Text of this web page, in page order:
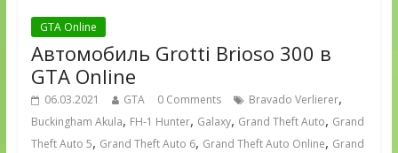
GTA Online
Автомобиль Grotti Brioso 300 в
GTA Online
06.03.2021 GTA 0 Comments Bravado Verlierer,
Buckingham Akula, FH-1 Hunter, Galaxy, Grand Theft Auto, Grand
Theft Auto 5, Grand Theft Auto 6, Grand Theft Auto Online, Grand